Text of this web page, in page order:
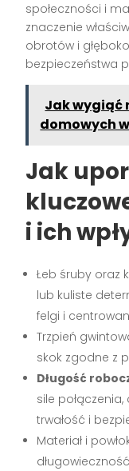
społeczności i
znaczenie
obrotów i
bezpieczeństwa
Jak wygiąć
domowych
Jak
i ich
Łeb śruby oraz
lub kuliste
felgi i
Trzpień
skok zgodne z
Długość
sile
trwałość i
Materiał i